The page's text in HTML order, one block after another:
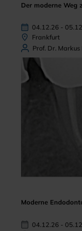
Der moderne Weg
04.12.26 -
Frankfurt
Prof. Dr.
Moderne
04.12.26 -